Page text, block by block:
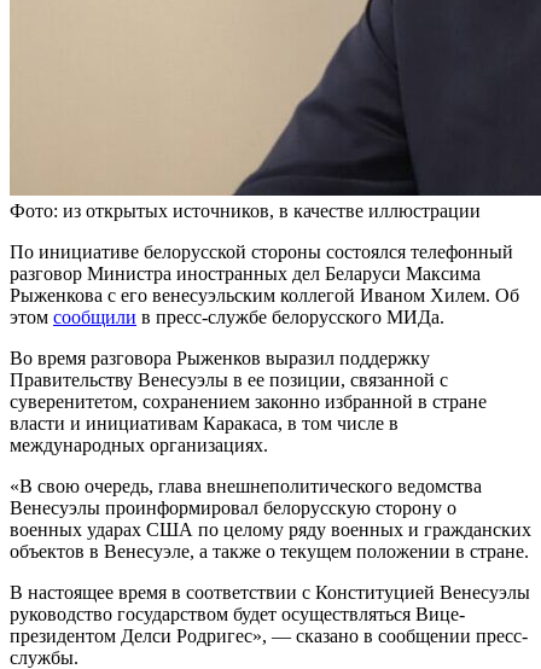
Фото: из открытых источников, в качестве иллюстрации
По инициативе белорусской стороны состоялся телефонный
разговор Министра иностранных дел Беларуси Максима
Рыженкова с его венесуэльским коллегой Иваном Хилем. Об
этом сообщили в пресс-службе белорусского МИДа.
Во время разговора Рыженков выразил поддержку
Правительству Венесуэлы в ее позиции, связанной с
суверенитетом, сохранением законно избранной в стране
власти и инициативам Каракаса, в том числе в
международных организациях.
«В свою очередь, глава внешнеполитического ведомства
Венесуэлы проинформировал белорусскую сторону о
военных ударах США по целому ряду военных и гражданских
объектов в Венесуэле, а также о текущем положении в стране.
В настоящее время в соответствии с Конституцией Венесуэлы
руководство государством будет осуществляться Вице-
президентом Делси Родригес», — сказано в сообщении пресс-
службы.